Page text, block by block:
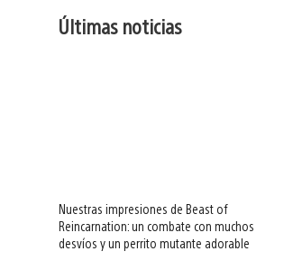
Últimas noticias
Nuestras impresiones de Beast of
Reincarnation: un combate con muchos
desvíos y un perrito mutante adorable